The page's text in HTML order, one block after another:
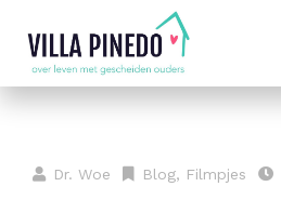
Dr. Woe Blog, Filmpjes